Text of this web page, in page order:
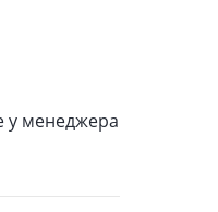
у менеджера